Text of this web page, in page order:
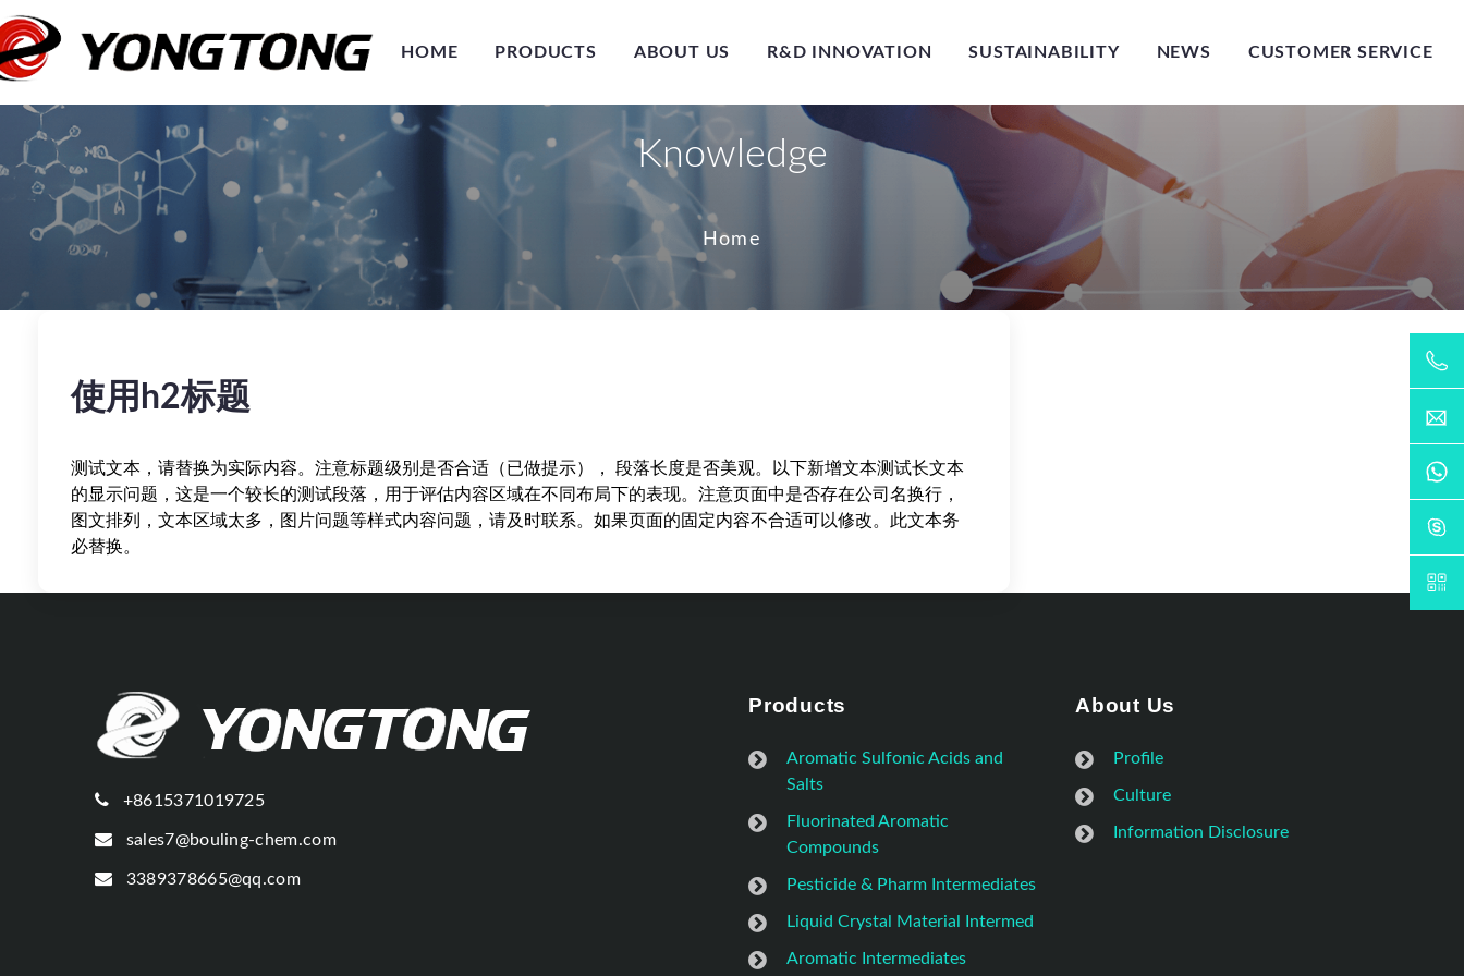
HOME PRODUCTS ABOUT US R&D INNOVATION SUSTAINABILITY NEWS CUSTOMER SERVICE
Knowledge
Home
使用h2标题
测试文本，请替换为实际内容。注意标题级别是否合适（已做提示）， 段落长度是否美观。以下新增文本测试长文本
的显示问题，这是一个较长的测试段落，用于评估内容区域在不同布局下的表现。注意页面中是否存在公司名换行，
图文排列，文本区域太多，图片问题等样式内容问题，请及时联系。如果页面的固定内容不合适可以修改。此文本务
必替换。
+8615371019725
sales7@bouling-chem.com
3389378665@qq.com
Products
Aromatic Sulfonic Acids and
Salts
Fluorinated Aromatic
Compounds
Pesticide & Pharm Intermediates
Liquid Crystal Material Intermed
Aromatic Intermediates
About Us
Profile
Culture
Information Disclosure